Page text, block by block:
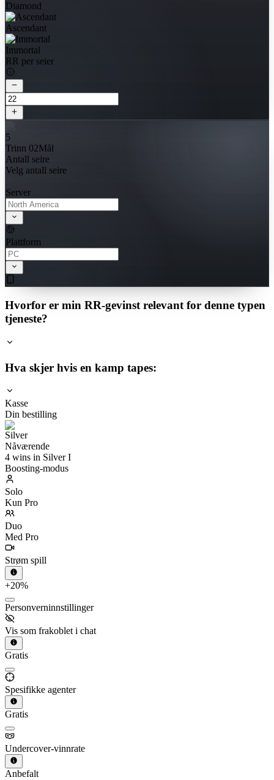
Diamond
Ascendant
Immortal
RR per seier
5
Trinn 02Mål
Antall seire
Velg antall seire
Server
Plattform
Hvorfor er min RR-gevinst relevant for denne typen
tjeneste?
Hva skjer hvis en kamp tapes:
Kasse
Din bestilling
Nåværende
4 wins in Silver I
Boosting-modus
Solo
Kun Pro
Duo
Med Pro
Strøm spill
+20%
Personverninnstillinger
Vis som frakoblet i chat
Gratis
Spesifikke agenter
Gratis
Undercover-vinnrate
Anbefalt